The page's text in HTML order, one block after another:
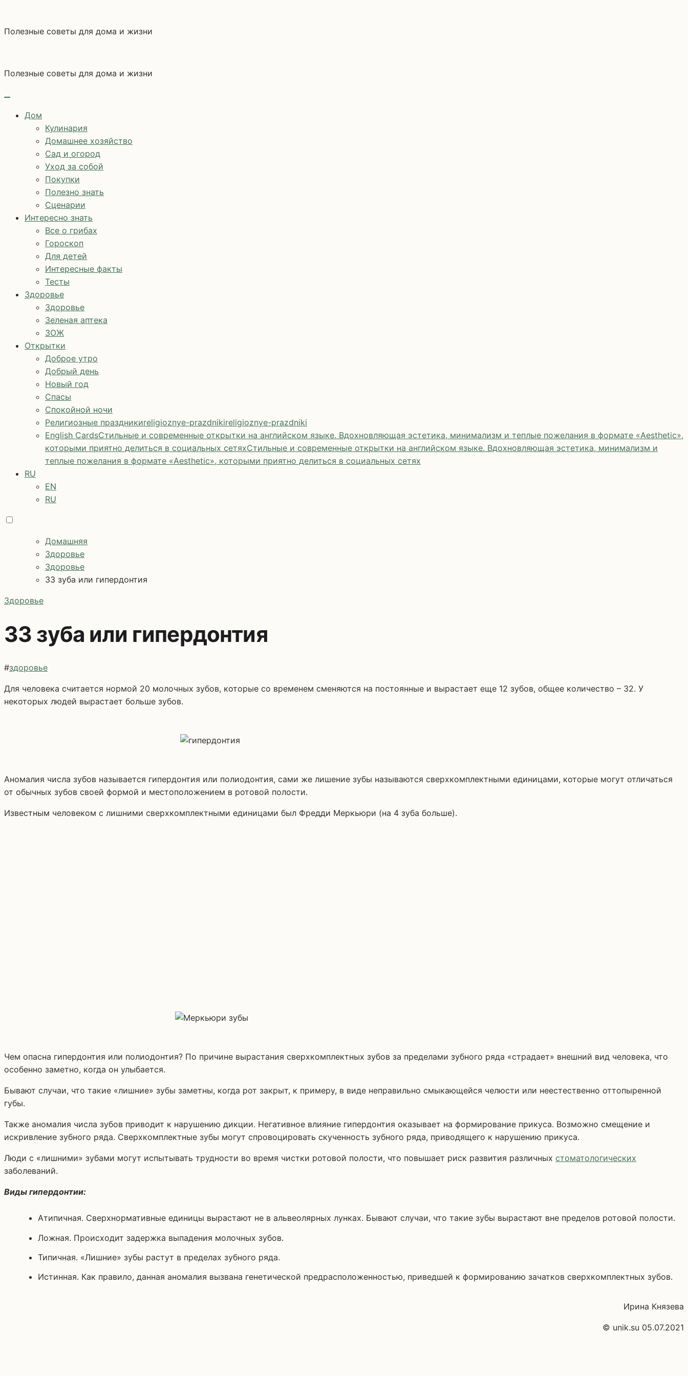
содержимому
Полезные советы для дома и жизни
Полезные советы для дома и жизни
Дом
Кулинария
Домашнее хозяйство
Сад и огород
Уход за собой
Покупки
Полезно знать
Сценарии
Интересно знать
Все о грибах
Гороскоп
Для детей
Интересные факты
Тесты
Здоровье
Здоровье
Зеленая аптека
ЗОЖ
Открытки
Доброе утро
Добрый день
Новый год
Спасы
Спокойной ночи
Религиозные праздникиreligioznye-prazdnikireligioznye-prazdniki
English CardsСтильные и современные открытки на английском языке. Вдохновляющая эстетика, минимализм и теплые пожелания в формате «Aesthetic»,
которыми приятно делиться в социальных сетяхСтильные и современные открытки на английском языке. Вдохновляющая эстетика, минимализм и
теплые пожелания в формате «Aesthetic», которыми приятно делиться в социальных сетях
RU
EN
RU
Домашняя
Здоровье
Здоровье
33 зуба или гипердонтия
Здоровье
33 зуба или гипердонтия
#здоровье
Для человека считается нормой 20 молочных зубов, которые со временем сменяются на постоянные и вырастает еще 12 зубов, общее количество – 32. У
некоторых людей вырастает больше зубов.
Аномалия числа зубов называется гипердонтия или полиодонтия, сами же лишение зубы называются сверхкомплектными единицами, которые могут отличаться
от обычных зубов своей формой и местоположением в ротовой полости.
Известным человеком с лишними сверхкомплектными единицами был Фредди Меркьюри (на 4 зуба больше).
Чем опасна гипердонтия или полиодонтия? По причине вырастания сверхкомплектных зубов за пределами зубного ряда «страдает» внешний вид человека, что
особенно заметно, когда он улыбается.
Бывают случаи, что такие «лишние» зубы заметны, когда рот закрыт, к примеру, в виде неправильно смыкающейся челюсти или неестественно оттопыренной
губы.
Также аномалия числа зубов приводит к нарушению дикции. Негативное влияние гипердонтия оказывает на формирование прикуса. Возможно смещение и
искривление зубного ряда. Сверхкомплектные зубы могут спровоцировать скученность зубного ряда, приводящего к нарушению прикуса.
Люди с «лишними» зубами могут испытывать трудности во время чистки ротовой полости, что повышает риск развития различных стоматологических
заболеваний.
Виды гипердонтии:
Атипичная. Сверхнормативные единицы вырастают не в альвеолярных лунках. Бывают случаи, что такие зубы вырастают вне пределов ротовой полости.
Ложная. Происходит задержка выпадения молочных зубов.
Типичная. «Лишние» зубы растут в пределах зубного ряда.
Истинная. Как правило, данная аномалия вызвана генетической предрасположенностью, приведшей к формированию зачатков сверхкомплектных зубов.
Ирина Князева
© unik.su 05.07.2021